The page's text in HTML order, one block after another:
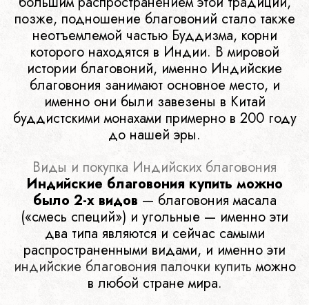
позже, подношение благовоний стало также
неотъемлемой частью Буддизма, корни
которого находятся в Индии. В мировой
истории благовоний, именно Индийские
благовония занимают основное место, и
именно они были завезены в Китай
буддистскими монахами примерно в 200 году
до нашей эры.
Виды и покупка Индийских благовония
Индийские благовония купить можно
было 2-х видов — благовония масала
(«смесь специй») и угольные — именно эти
два типа являются и сейчас самыми
распространенными видами, и именно эти
индийские благовония палочки купить можно
в любой стране мира.